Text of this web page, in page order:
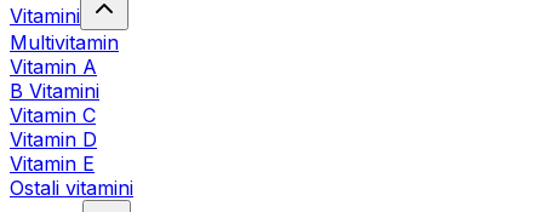
Vitamini
Multivitamin
Vitamin A
B Vitamini
Vitamin C
Vitamin D
Vitamin E
Ostali vitamini